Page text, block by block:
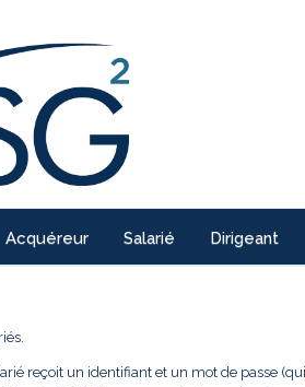
Acquéreur Salarié Dirigeant
reçoit un identifiant et un mot de passe